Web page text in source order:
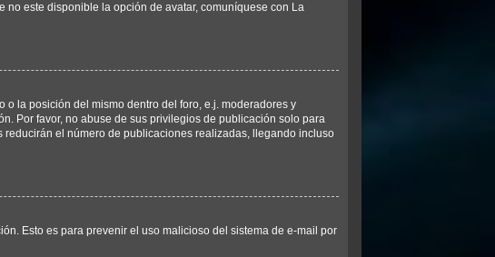
este disponible la opción de avatar, comuníquese con La
la posición del mismo dentro del foro, e.j. moderadores y
Por favor, no abuse de sus privilegios de publicación solo para
reducirán el número de publicaciones realizadas, llegando incluso
Esto es para prevenir el uso malicioso del sistema de e-mail por